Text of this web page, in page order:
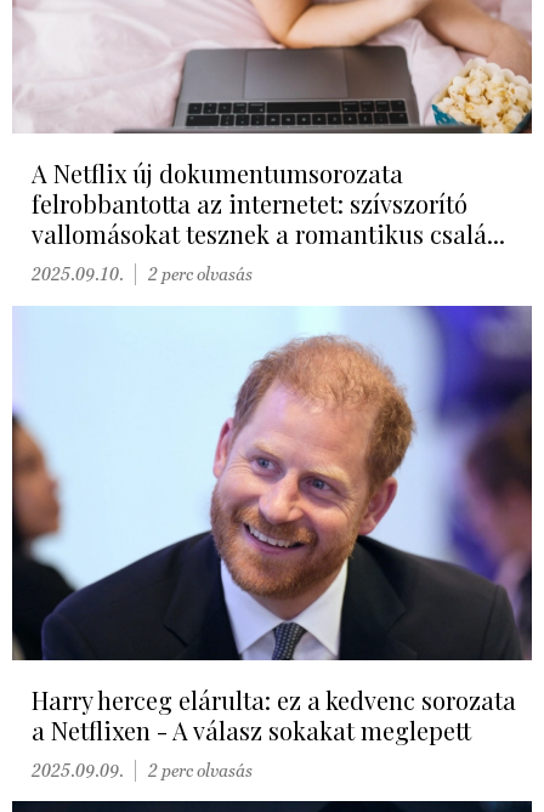
A Netflix új dokumentumsorozata
felrobbantotta az internetet: szívszorító
vallomásokat tesznek a romantikus csalá...
2025.09.10. 2 perc olvasás
Harry herceg elárulta: ez a kedvenc sorozata
a Netflixen - A válasz sokakat meglepett
2025.09.09. 2 perc olvasás